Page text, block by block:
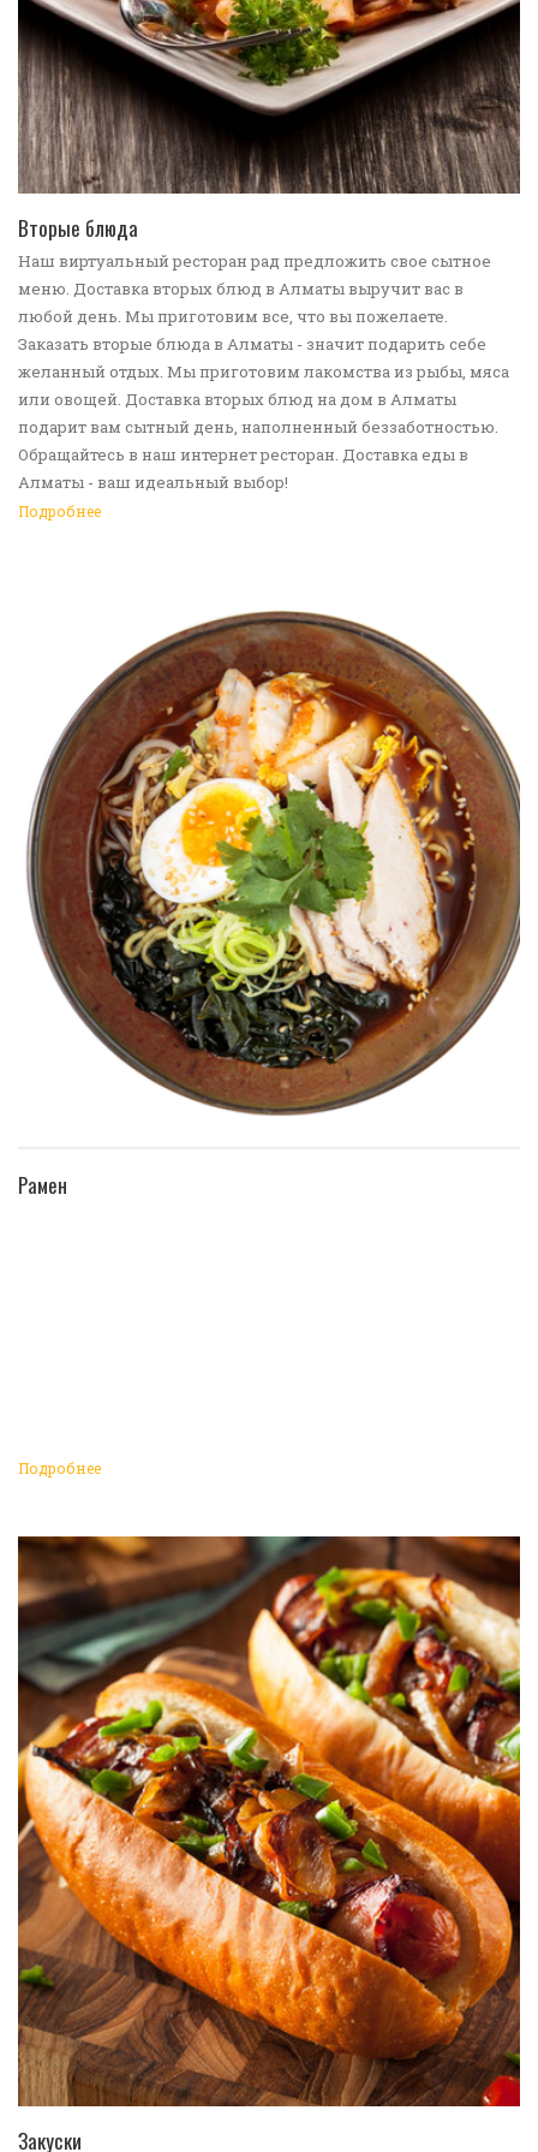
Вторые блюда
Наш виртуальный ресторан рад предложить свое сытное
меню. Доставка вторых блюд в Алматы выручит вас в
любой день. Мы приготовим все, что вы пожелаете.
Заказать вторые блюда в Алматы - значит подарить себе
желанный отдых. Мы приготовим лакомства из рыбы, мяса
или овощей. Доставка вторых блюд на дом в Алматы
подарит вам сытный день, наполненный беззаботностью.
Обращайтесь в наш интернет ресторан. Доставка еды в
Алматы - ваш идеальный выбор!
Подробнее
Рамен
Подробнее
Закуски